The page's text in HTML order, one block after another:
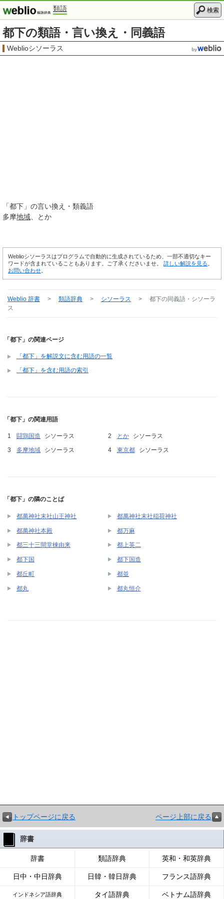
類語 検索
都下の類語・言い換え・同義語
Weblioシソーラス
「都下 」の言い換え・類義語
多摩地域 とか
Weblioシソーラスはプログラムで自動的に生成されているため、一部不適切なキー
ワードが含まれていることもあります。ご了承くださいませ。 詳しい解説を見る
お問い合わせ
Weblio 辞書 > 類語辞典 > シソーラス > 都下の同義語・シソーラ
ス
「都下」の関連ページ
「都下」を解説文に含む用語の一覧
「都下」を含む用語の索引
「都下」の関連用語
闘鶏国造 シソーラス とか
シソーラス
多摩地域
シソーラス 東京都 シソーラス
「都下」の隣のことば
都萬神社末社山王神社 都萬神社末社稲荷神社
都萬神社本殿 都万麻
都三十三間堂棟由来 都上英二
都下国 都下国造
都丘町 都並
都丸 都丸恒介
トップページに戻る ページ上部に戻る
辞書
辞書 類語辞典 英和・和英辞典
日中・中日辞典 日韓・韓日辞典 フランス語辞典
インドネシア語辞典 タイ語辞典 ベトナム語辞典